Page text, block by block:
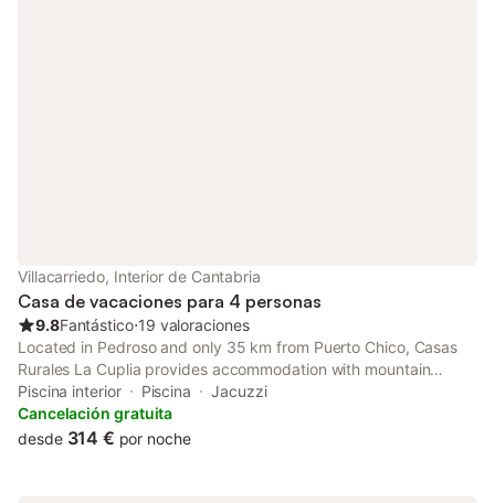
Villacarriedo, Interior de Cantabria
Casa de vacaciones para 4 personas
9.8Fantástico⋅19 valoraciones
Located in Pedroso and only 35 km from Puerto Chico, Casas
Rurales La Cuplia provides accommodation with mountain
views, free WiFi and free private parking. The accommodation
features a spa bath.
Piscina interior Piscina
Jacuzzi
Cancelación gratuita
desde 314 € por noche